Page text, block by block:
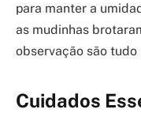
para manter a
as mudinhas
observação são
Cuidados